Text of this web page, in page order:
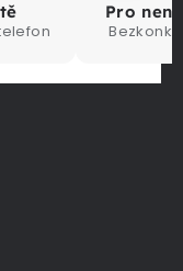
Pro